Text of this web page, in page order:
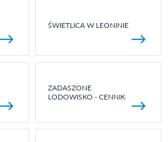
ŚWIETLICA W LEONINIE
ZADASZONE
LODOWISKO - CENNIK